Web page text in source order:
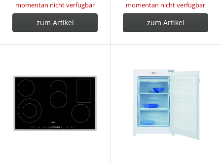
momentan nicht verfügbar
zum Artikel
momentan nicht verfügbar
zum Artikel